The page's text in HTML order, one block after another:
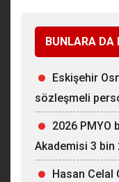
BUNLARA DA
Eskişehir
sözleşmeli
2026 PMYO
Akademisi 3
Hasan Celal